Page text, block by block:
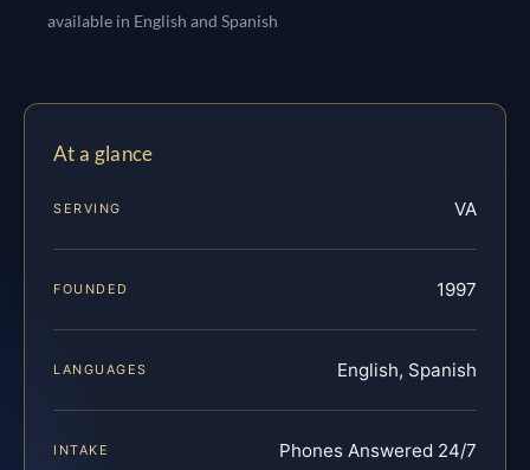
available in English and Spanish
At a glance
SERVING VA
FOUNDED 1997
LANGUAGES English, Spanish
INTAKE Phones Answered 24/7